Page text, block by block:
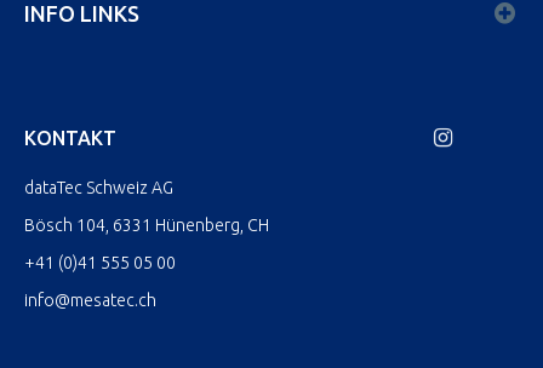
INFO LINKS
KONTAKT
dataTec Schweiz AG
Bösch 104, 6331 Hünenberg, CH
+41 (0)41 555 05 00
info@mesatec.ch